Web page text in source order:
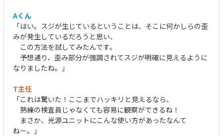
Aくん
「はい。スジが生じているということは、そこに何かしらの歪
みが発生しているだろうと思い、
この方法を試してみたんです。
予想通り、歪み部分が強調されてスジが明確に見えるように
なりましたね。」
T主任
「これは驚いた！ここまでハッキリと見えるなら、
熟練の検査員じゃなくても容易に観察ができるね！
まさか、光源ユニットにこんな使い方があったなんて
ねー。」